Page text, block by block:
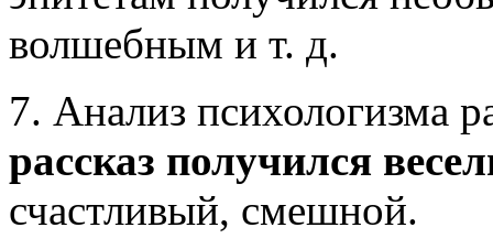
волшебным и т. д.
7. Анализ психологизма
рассказ получился
счастливый, смешной.